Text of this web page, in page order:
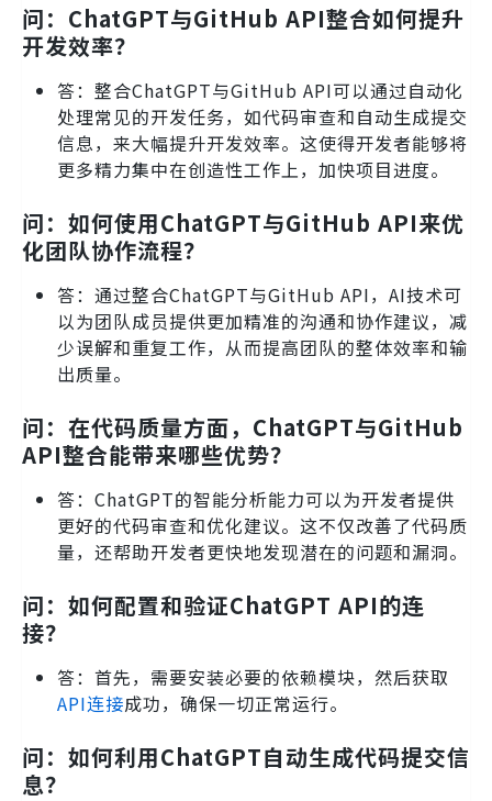
问：ChatGPT与GitHub API整合如何提升
开发效率？
答：整合ChatGPT与GitHub API可以通过自动化
处理常见的开发任务，如代码审查和自动生成提交
信息，来大幅提升开发效率。这使得开发者能够将
更多精力集中在创造性工作上，加快项目进度。
问：如何使用ChatGPT与GitHub API来优
化团队协作流程？
答：通过整合ChatGPT与GitHub API，AI技术可
以为团队成员提供更加精准的沟通和协作建议，减
少误解和重复工作，从而提高团队的整体效率和输
出质量。
问：在代码质量方面，ChatGPT与GitHub
API整合能带来哪些优势？
答：ChatGPT的智能分析能力可以为开发者提供
更好的代码审查和优化建议。这不仅改善了代码质
量，还帮助开发者更快地发现潜在的问题和漏洞。
问：如何配置和验证ChatGPT API的连
接？
答：首先，需要安装必要的依赖模块，然后获取
API连接成功，确保一切正常运行。
问：如何利用ChatGPT自动生成代码提交信
息？